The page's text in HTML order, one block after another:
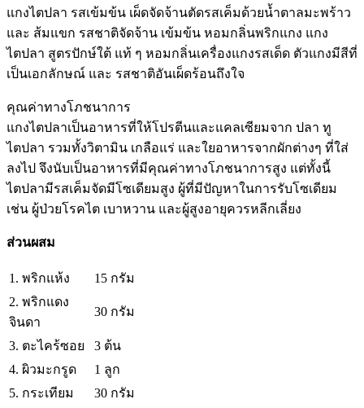
แกงไตปลา รสเข้มข้น เผ็ดจัดจ้านตัดรสเค็มด้วยน้ำตาลมะพร้าว
และ ส้มแขก รสชาติจัดจ้าน เข้มข้น หอมกลิ่นพริกแกง แกง
ไตปลา สูตรปักษ์ใต้ แท้ ๆ หอมกลิ่นเครื่องแกงรสเด็ด ตัวแกงมีสีที่
เป็นเอกลักษณ์ และ รสชาติอันเผ็ดร้อนถึงใจ
คุณค่าทางโภชนาการ
แกงไตปลาเป็นอาหารที่ให้โปรตีนและแคลเซียมจาก ปลา ทู
ไตปลา รวมทั้งวิตามิน เกลือแร่ และใยอาหารจากผักต่างๆ ที่ใส่
ลงไป จึงนับเป็นอาหารที่มีคุณค่าทางโภชนาการสูง แต่ทั้งนี้
ไตปลามีรสเค็มจัดมีโซเดียมสูง ผู้ที่มีปัญหาในการรับโซเดียม
เช่น ผู้ป่วยโรคไต เบาหวาน และผู้สูงอายุควรหลีกเลี่ยง
ส่วนผสม
1. พริกแห้ง
15 กรัม
2. พริกแดง
จินดา
30 กรัม
3. ตะไคร้ซอย
3 ต้น
4. ผิวมะกรูด
1 ลูก
5. กระเทียม
30 กรัม